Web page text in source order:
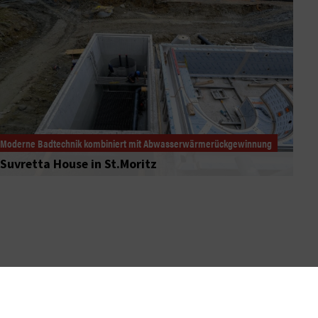
Moderne Badtechnik kombiniert mit Abwasserwärmerückgewinnung
Suvretta House in St.Moritz